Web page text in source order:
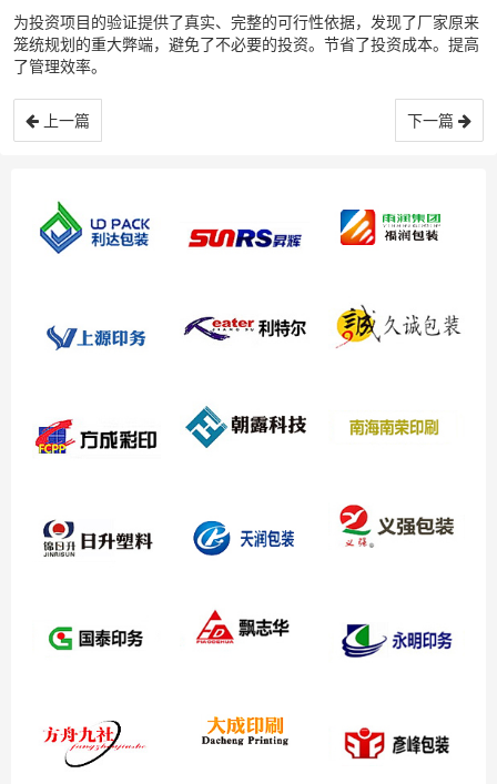
为投资项目的验证提供了真实、完整的可行性依据，发现了厂家原来
笼统规划的重大弊端，避免了不必要的投资。节省了投资成本。提高
了管理效率。
上一篇 下一篇